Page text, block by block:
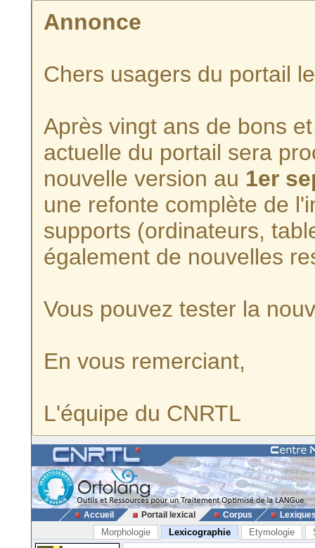
Annonce
Chers usagers du portail
Après vingt ans de bons
actuelle du portail sera
nouvelle version au 1er
une refonte complète de
supports (ordinateurs,
également de nouvelles
Vous pouvez tester la
En vous remerciant,
L'équipe du CNRTL
Accueil Portail lexical Corpus
Morphologie Lexicographie Etymologie